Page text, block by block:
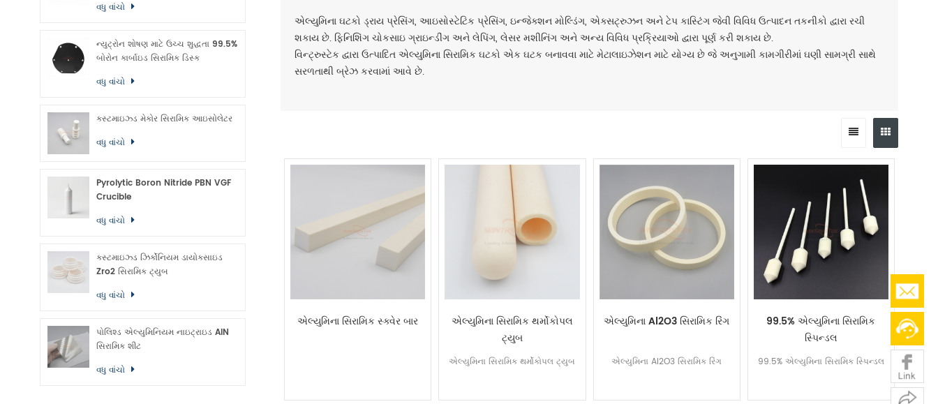
એલ્યુમિના ઘટકો ડ્રાય પ્રેસિંગ, આઇસોસ્ટેટિક પ્રેસિંગ, ઇન્જેક્શન મોલ્ડિંગ, એક્સટ્રુઝન અને ટેપ કાસ્ટિંગ જેવી વિવિધ ઉત્પાદન તકનીકો દ્વારા રચી
શકાય છે. ફિનિશિંગ ચોકસાઇ ગ્રાઇન્ડીંગ અને લેપિંગ, લેસર મશીનિંગ અને અન્ય વિવિધ પ્રક્રિયાઓ દ્વારા પૂર્ણ કરી શકાય છે.
વિન્ટ્રુસ્ટેક દ્વારા ઉત્પાદિત એલ્યુમિના સિરામિક ઘટકો એક ઘટક બનાવવા માટે મેટાલાઇઝેશન માટે યોગ્ય છે જે અનુગામી કામગીરીમાં ઘણી સામગ્રી સાથે
સરળતાથી બ્રેઝ કરવામાં આવે છે.
એલ્યુમિના સિરામિક સ્ક્વેર બાર
એલ્યુમિના સિરામિક થર્મોકોપલ
ટ્યુબ
એલ્યુમિના સિરામિક થર્મોકોપલ ટ્યુબ
એલ્યુમિના Al2O3 સિરામિક રિંગ
એલ્યુમિના Al2O3 સિરામિક રિંગ
99.5% એલ્યુમિના સિરામિક
સ્પિન્ડલ
99.5% એલ્યુમિના સિરામિક સ્પિન્ડલ
વધુ વાંચો
ન્યુટ્રોન શોષણ માટે ઉચ્ચ શુદ્ધતા 99.5%
બોરોન કાર્બાઇડ સિરામિક ડિસ્ક
વધુ વાંચો
કસ્ટમાઇઝ્ડ મેકોર સિરામિક આઇસોલેટર
વધુ વાંચો
Pyrolytic Boron Nitride PBN VGF
Crucible
વધુ વાંચો
કસ્ટમાઇઝ્ડ ઝિર્કોનિયમ ડાયોક્સાઇડ
Zro2 સિરામિક ટ્યુબ
વધુ વાંચો
પોલિશ્ડ એલ્યુમિનિયમ નાઇટ્રાઇડ AlN
સિરામિક શીટ
વધુ વાંચો